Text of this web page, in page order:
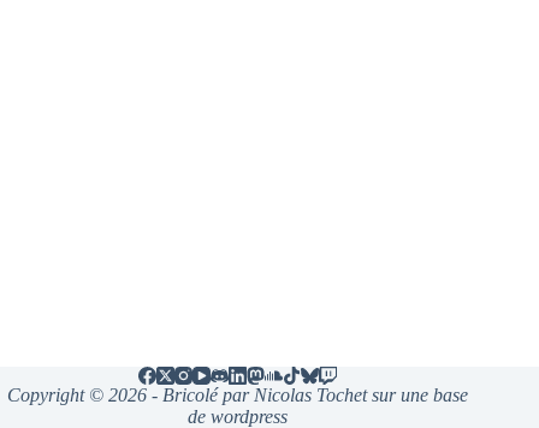
Copyright © 2026 - Bricolé par Nicolas Tochet sur une base
de wordpress